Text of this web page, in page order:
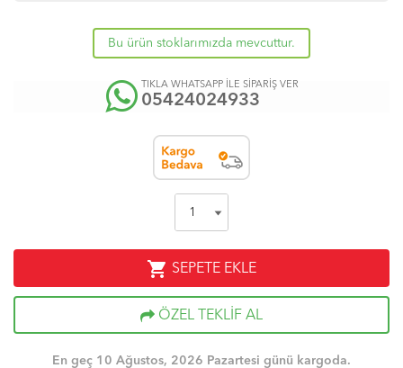
Bu ürün stoklarımızda mevcuttur.
TIKLA WHATSAPP İLE SİPARİŞ VER
05424024933
shopping_cart SEPETE EKLE
ÖZEL TEKLİF AL
En geç 10 Ağustos, 2026 Pazartesi günü kargoda.